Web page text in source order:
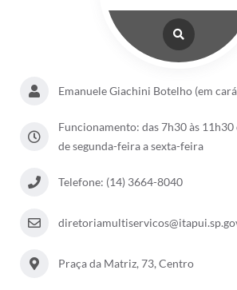
Emanuele Giachini Botelho (em
Funcionamento: das 7h30 às 11h30
de segunda-feira a sexta-feira
Telefone: (14) 3664-8040
Praça da Matriz, 73, Centro